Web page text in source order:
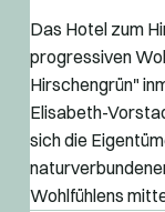
Das Hotel zum
progressiven
Hirschengrün"
Elisabeth-
sich die
Wohlfühlens